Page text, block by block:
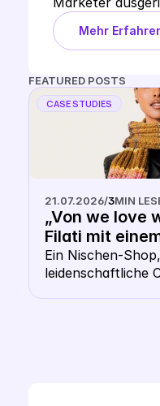
Mehr
FEATURED POSTS
CASE STUDIES
21.07.2026/3MIN
„Von we love
Filati mit
Keyword CSS
Shopping-
heraussticht
Ein Nischen-
leidenschaftliche